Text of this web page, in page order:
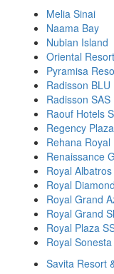
Melia Sinai
Naama Bay
Nubian Island
Oriental Resort
Pyramisa
Radisson
Radisson SAS
Raouf Hotels
Regency
Rehana Royal
Renaissance
Royal
Royal
Royal Grand
Royal Grand
Royal Plaza
Royal
Savita Resort